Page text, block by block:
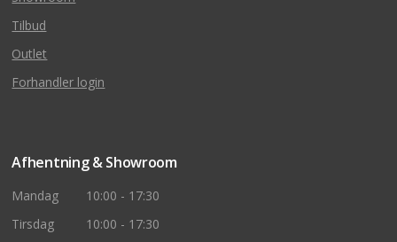
Tilbud
Outlet
Forhandler login
Afhentning & Showroom
Mandag
10:00 - 17:30
Tirsdag
10:00 - 17:30